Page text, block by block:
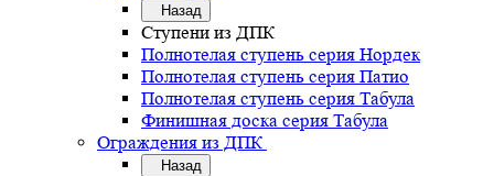
Назад
Ступени из ДПК
Полнотелая ступень серия Нордек
Полнотелая ступень серия Патио
Полнотелая ступень серия Табула
Финишная доска серия Табула
Ограждения из ДПК
Назад